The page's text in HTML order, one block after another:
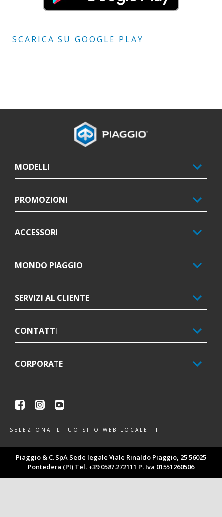
SCARICA SU GOOGLE PLAY
MODELLI
PROMOZIONI
ACCESSORI
MONDO PIAGGIO
SERVIZI AL CLIENTE
CONTATTI
CORPORATE
FacebookInstagram
SELEZIONA IL TUO SITO WEB LOCALE IT
Piaggio & C. SpA Sede legale Viale Rinaldo Piaggio, 25 56025
Pontedera (PI) Tel. +39 0587.272111 P. Iva 01551260506